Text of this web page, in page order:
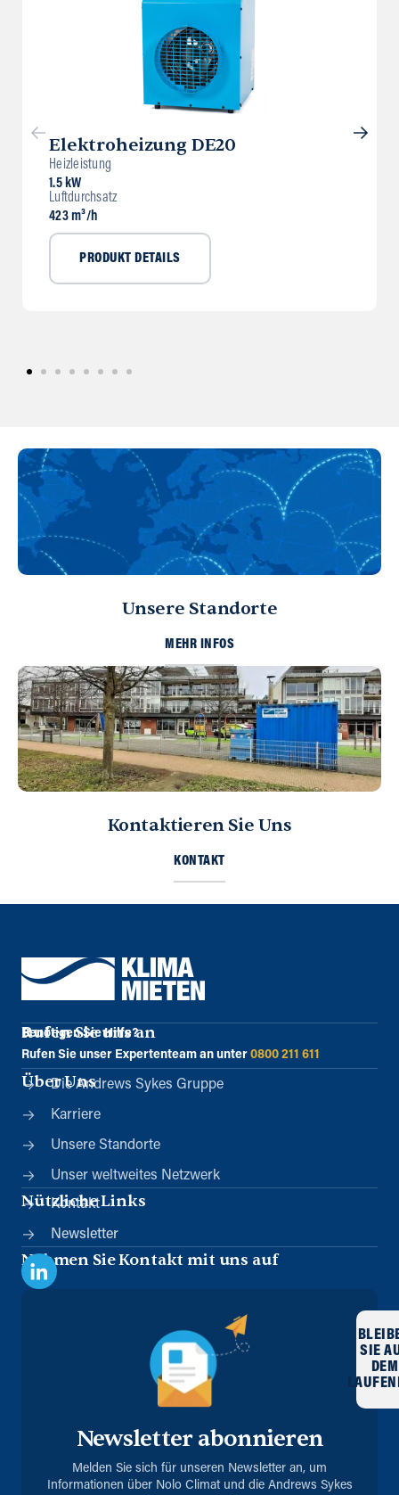
Elektroheizung DE20
Heizleistung
1.5 kW
Luftdurchsatz
423 m³/h
PRODUKT DETAILS
Unsere Standorte
MEHR INFOS
Kontaktieren Sie Uns
KONTAKT
Rufen Sie uns an
Benötigen Sie Hilfe?
Rufen Sie unser Expertenteam an unter 0800 211 611
Über Uns
Die Andrews Sykes Gruppe
Karriere
Unsere Standorte
Unser weltweites Netzwerk
Nützliche Links
Kontakt
Newsletter
Nehmen Sie Kontakt mit uns auf
Newsletter abonnieren
Melden Sie sich für unseren Newsletter an, um
Informationen über Nolo Climat und die Andrews Sykes
SIE
DEM